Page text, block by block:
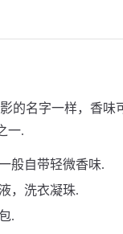
的名字一样，香
一.
般自带轻微香味.
，洗衣凝珠.
.